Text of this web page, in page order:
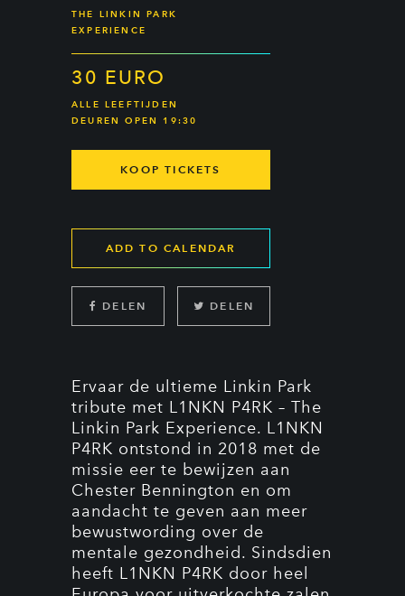
THE LINKIN PARK
EXPERIENCE
30 EURO
ALLE LEEFTIJDEN
DEUREN OPEN 19:30
KOOP TICKETS
ADD TO CALENDAR
DELEN DELEN
Ervaar de ultieme Linkin Park
tribute met L1NKN P4RK – The
Linkin Park Experience. L1NKN
P4RK ontstond in 2018 met de
missie eer te bewijzen aan
Chester Bennington en om
aandacht te geven aan meer
bewustwording over de
mentale gezondheid. Sindsdien
heeft L1NKN P4RK door heel